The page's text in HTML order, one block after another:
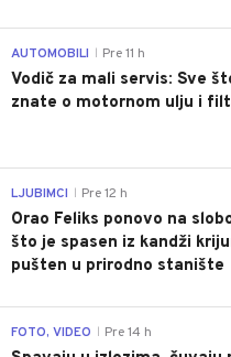
AUTOMOBILI Pre 11 h
Vodič za mali servis: Sve
znate o motornom ulju i
LJUBIMCI Pre 12 h
Orao Feliks ponovo na
što je spasen iz kandži
pušten u prirodno stanište
FOTO, VIDEO Pre 14 h